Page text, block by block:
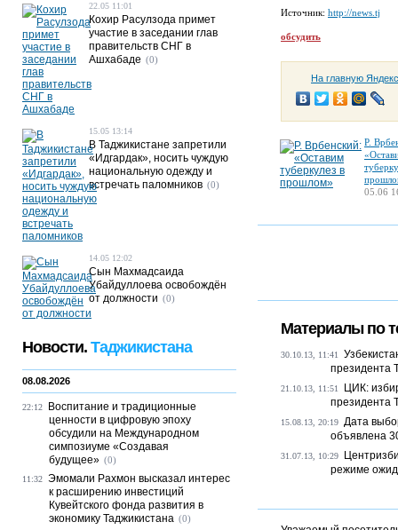
Источник: http://news.tj
обсудить
На главную
Р.
05.06
Материалы по
30.10.13, 11:41
президента
21.10.13, 11:51
ЦИК:
президента
15.08.13, 20:19 Дата
объявлена
31.07.13, 10:29
режиме
22.05 11:01
Кохир Расулзода примет
участие в заседании глав
правительств СНГ в
Ашхабаде (0)
15.05 13:14
В Таджикистане запретили
«Идгардак», носить чуждую
национальную одежду и
встречать паломников (0)
14.05 12:02
Сын Махмадсаида
Убайдуллоева освобождён
от должности (0)
Новости. Таджикистана
08.08.2026
22:12
Воспитание и традиционные
ценности в цифровую эпоху
обсудили на Международном
симпозиуме «Создавая
будущее» (0)
11:32 Эмомали Рахмон высказал интерес
к расширению инвестиций
Кувейтского фонда развития в
экономику Таджикистана (0)